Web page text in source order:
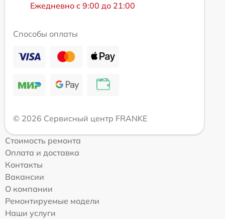
Ежедневно с 9:00 до 21:00
Способы оплаты
© 2026 Сервисный центр FRANKE
Стоимость ремонта
Оплата и доставка
Контакты
Вакансии
О компании
Ремонтируемые модели
Наши услуги